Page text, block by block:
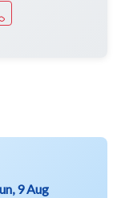
9 Aug